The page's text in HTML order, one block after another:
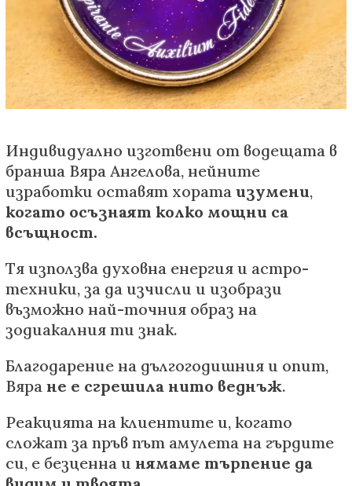
Индивидуално изготвени от водещата в
бранша Вяра Ангелова, нейните
изработки оставят хората изумени,
когато осъзнаят колко мощни са
всъщност.
Тя използва духовна енергия и астро-
техники, за да изчисли и изобрази
възможно най-точния образ на
зодиакалния ти знак.
Благодарение на дългогодишния и опит,
Вяра не е сгрешила нито веднъж.
Реакцията на клиентите и, когато
сложат за пръв път амулета на гърдите
си, е безценна и нямаме търпение да